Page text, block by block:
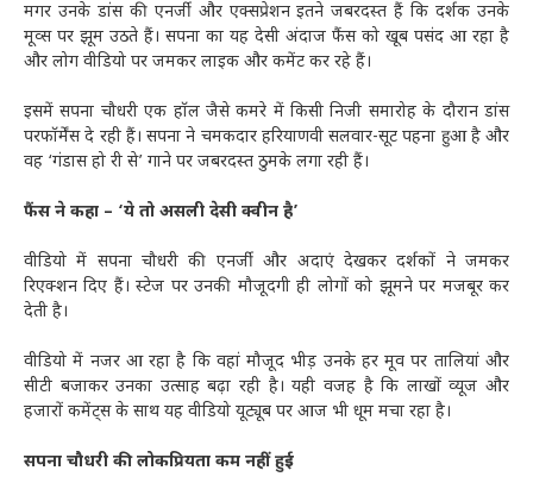
मगर उनके डांस की एनर्जी और एक्सप्रेशन इतने जबरदस्त हैं कि दर्शक उनके
मूव्स पर झूम उठते हैं। सपना का यह देसी अंदाज फैंस को खूब पसंद आ रहा है
और लोग वीडियो पर जमकर लाइक और कमेंट कर रहे हैं।
इसमें सपना चौधरी एक हॉल जैसे कमरे में किसी निजी समारोह के दौरान डांस
परफॉर्मेंस दे रही हैं। सपना ने चमकदार हरियाणवी सलवार-सूट पहना हुआ है और
वह ‘गंडास हो री से’ गाने पर जबरदस्त ठुमके लगा रही हैं।
फैंस ने कहा – ‘ये तो असली देसी क्वीन है’
वीडियो में सपना चौधरी की एनर्जी और अदाएं देखकर दर्शकों ने जमकर
रिएक्शन दिए हैं। स्टेज पर उनकी मौजूदगी ही लोगों को झूमने पर मजबूर कर
देती है।
वीडियो में नजर आ रहा है कि वहां मौजूद भीड़ उनके हर मूव पर तालियां और
सीटी बजाकर उनका उत्साह बढ़ा रही है। यही वजह है कि लाखों व्यूज और
हजारों कमेंट्स के साथ यह वीडियो यूट्यूब पर आज भी धूम मचा रहा है।
सपना चौधरी की लोकप्रियता कम नहीं हुई